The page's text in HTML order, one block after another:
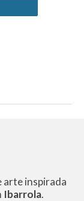
arte inspirada
Ibarrola.